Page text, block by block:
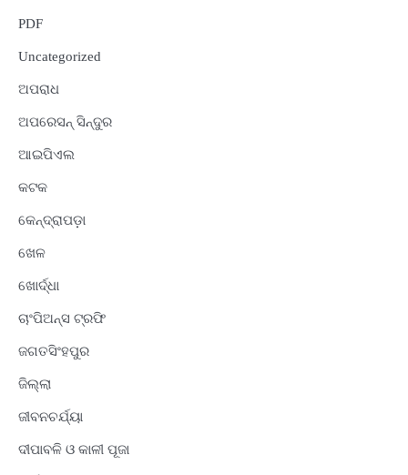
PDF
Uncategorized
ଅପରାଧ
ଅପରେସନ୍ ସିନ୍ଦୁର
ଆଇପିଏଲ
କଟକ
କେନ୍ଦ୍ରାପଡ଼ା
ଖେଳ
ଖୋର୍ଦ୍ଧା
ଚାଂପିଅନ୍ସ ଟ୍ରଫି
ଜଗତସିଂହପୁର
ଜିଲ୍ଲା
ଜୀବନଚର୍ଯ୍ୟା
ଦୀପାବଳି ଓ କାଳୀ ପୂଜା